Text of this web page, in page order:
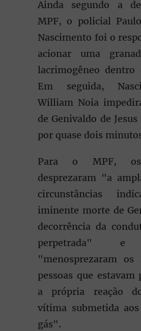
Ainda segundo a
MPF, o policial
Nascimento foi o
acionar uma
lacrimogêneo dentro
Em seguida,
William Noia
de Genivaldo de
por quase dois
Para o MPF, os
desprezaram "a
circunstâncias
iminente morte de
decorrência da
perpetrada" e
"menosprezaram os
pessoas que estavam
a própria reação
vítima submetida
gás".